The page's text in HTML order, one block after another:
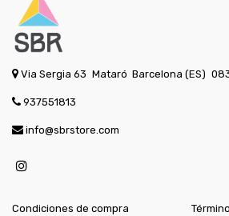
Via Sergia 63 Mataró Barcelona (ES)
937551813
info@sbrstore.com
Condiciones de compra